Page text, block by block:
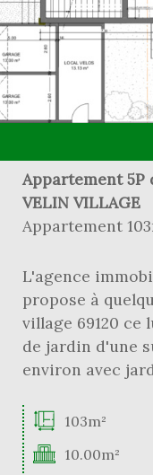
Appartement 5P
VELIN VILLAGE
Appartement
L'agence
propose à
village 69120 ce
de jardin d'une
environ avec
103m²
10.00m²